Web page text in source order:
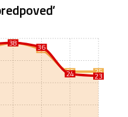
38
35
25
25
38 36
24 23